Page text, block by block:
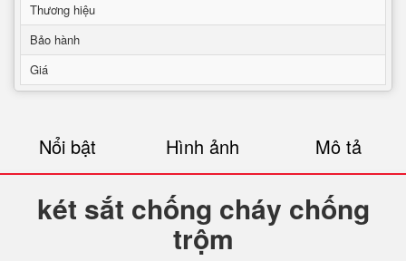
Thương hiệu
Bảo hành
Giá
Nổi bật Hình ảnh Mô tả
két sắt chống cháy chống
trộm